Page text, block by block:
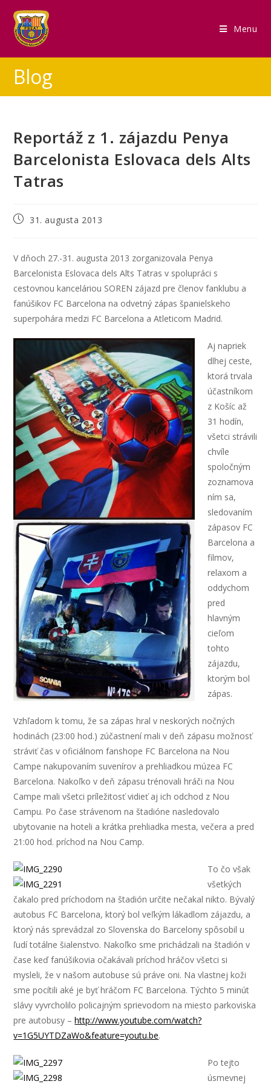
Menu
Blog
Reportáž z 1. zájazdu Penya
Barcelonista Eslovaca dels Alts
Tatras
31. augusta 2013
V dňoch 27.-31. augusta 2013 zorganizovala Penya
Barcelonista Eslovaca dels Alts Tatras v spolupráci s
cestovnou kanceláriou SOREN zájazd pre členov fanklubu a
fanúšikov FC Barcelona na odvetný zápas španielskeho
superpohára medzi FC Barcelona a Atleticom Madrid.
Aj napriek
dlhej ceste,
ktorá trvala
účastníkom
z Košíc až
31 hodín,
všetci strávili
chvíle
spoločným
zoznamova
ním sa,
sledovaním
zápasov FC
Barcelona a
filmov,
relaxom a
oddychom
pred
hlavným
cieľom
tohto
zájazdu,
ktorým bol
zápas.
Vzhľadom k tomu, že sa zápas hral v neskorých nočných
hodinách (23:00 hod.) zúčastnení mali v deň zápasu možnosť
stráviť čas v oficiálnom fanshope FC Barcelona na Nou
Campe nakupovaním suvenírov a prehliadkou múzea FC
Barcelona. Nakoľko v deň zápasu trénovali hráči na Nou
Campe mali všetci príležitosť vidieť aj ich odchod z Nou
Campu. Po čase strávenom na štadióne nasledovalo
ubytovanie na hoteli a krátka prehliadka mesta, večera a pred
21:00 hod. príchod na Nou Camp.
To čo však
všetkých
čakalo pred príchodom na štadión určite nečakal nikto. Bývalý
autobus FC Barcelona, ktorý bol veľkým lákadlom zájazdu, a
ktorý nás sprevádzal zo Slovenska do Barcelony spôsobil u
ľudí totálne šialenstvo. Nakoľko sme prichádzali na štadión v
čase keď fanúšikovia očakávali príchod hráčov všetci si
mysleli, že v našom autobuse sú práve oni. Na vlastnej koži
sme pocítili aké je byť hráčom FC Barcelona. Týchto 5 minút
slávy vyvrcholilo policajným sprievodom na miesto parkoviska
pre autobusy –http://www.youtube.com/watch?
v=1G5UYTDZaWo&feature=youtu.be.
Po tejto
úsmevnej